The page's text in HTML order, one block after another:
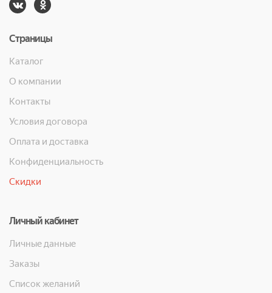
Страницы
Каталог
О компании
Контакты
Условия договора
Оплата и доставка
Конфиденциальность
Скидки
Личный кабинет
Личные данные
Заказы
Список желаний